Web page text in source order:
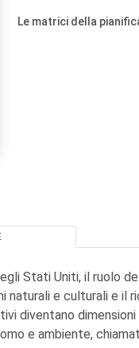
Le matrici della
Stati Uniti, il ruolo
naturali e culturali e il
diventano
e ambiente,